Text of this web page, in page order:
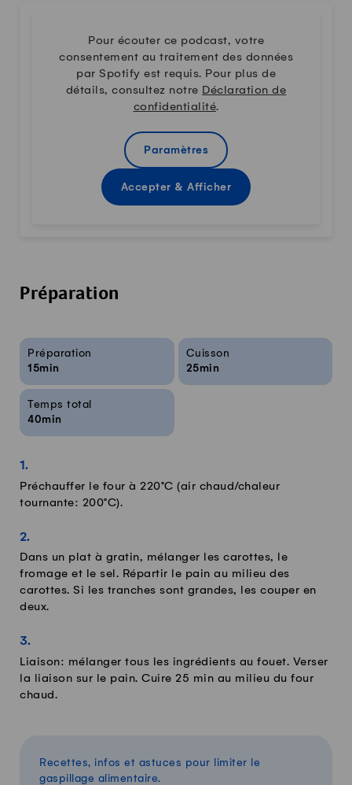
Pour écouter ce podcast, votre
consentement au traitement des données
par Spotify est requis. Pour plus de
détails, consultez notre Déclaration de
confidentialité.
Paramètres
Accepter & Afficher
Préparation
Infos sur la recette
Préparation
15min
Cuisson
25min
Temps total
40min
Préchauffer le four à 220°C (air chaud/chaleur
tournante: 200°C).
Dans un plat à gratin, mélanger les carottes, le
fromage et le sel. Répartir le pain au milieu des
carottes. Si les tranches sont grandes, les couper en
deux.
Liaison: mélanger tous les ingrédients au fouet. Verser
la liaison sur le pain. Cuire 25 min au milieu du four
chaud.
Recettes, infos et astuces pour limiter le
gaspillage alimentaire.